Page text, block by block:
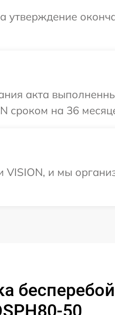
акта
сроком на 36
и мы